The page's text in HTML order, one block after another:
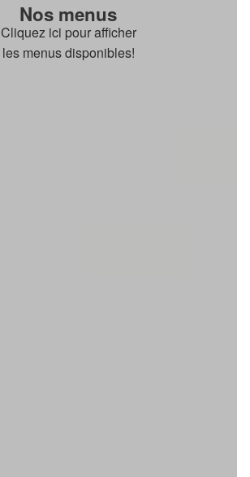
Nos menus
Cliquez ici pour afficher
les menus disponibles!